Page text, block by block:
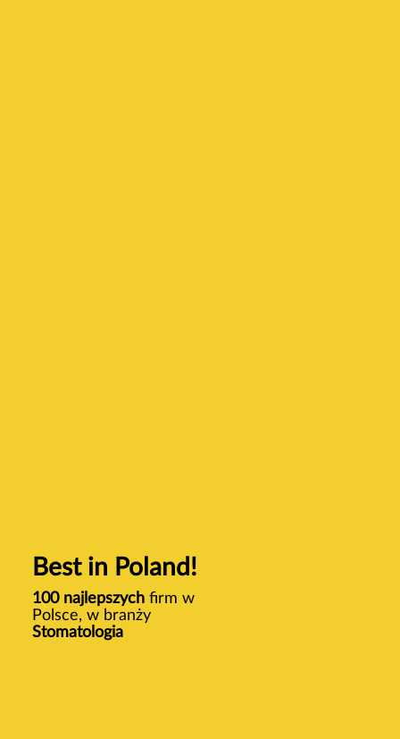
Best in Poland!
100 najlepszychfirm w
Polsce, w branży
Stomatologia